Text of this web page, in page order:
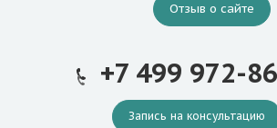
Отзыв о сайте
+7 499 972-
Запись на консультацию